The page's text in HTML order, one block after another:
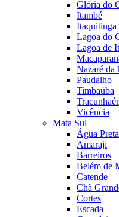
Glória do
Itambé
Itaquitinga
Lagoa do
Lagoa de
Nazaré da
Paudalho
Timbaúba
Vicência
Mata Sul
Água Preta
Amaraji
Barreiros
Belém de
Catende
Chã
Cortes
Escada